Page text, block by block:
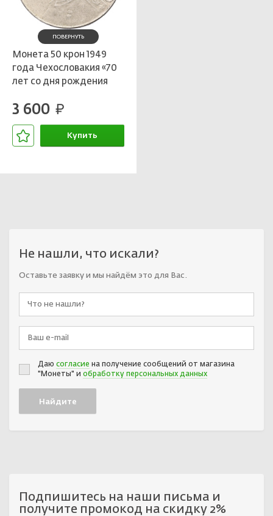
ПОВЕРНУТЬ
Монета 50 крон 1949
года Чехословакия «70
лет со дня рождения
3 600 руб.
Купить
Не нашли, что искали?
Оставьте заявку и мы найдём это для Вас.
Даю согласие на получение сообщений от магазина
"Монеты" и обработку персональных данных
Подпишитесь на наши письма и
получите промокод на скидку 2%